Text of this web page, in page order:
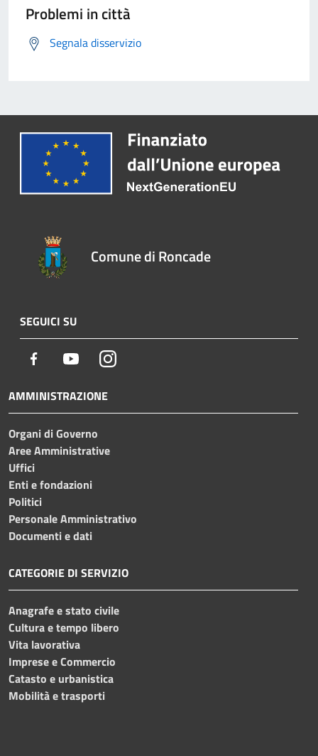
Problemi in città
Segnala disservizio
Comune di Roncade
SEGUICI SU
Facebook YoutubeInstagram
AMMINISTRAZIONE
Organi di Governo
Aree Amministrative
Uffici
Enti e fondazioni
Politici
Personale Amministrativo
Documenti e dati
CATEGORIE DI SERVIZIO
Anagrafe e stato civile
Cultura e tempo libero
Vita lavorativa
Imprese e Commercio
Catasto e urbanistica
Mobilità e trasporti